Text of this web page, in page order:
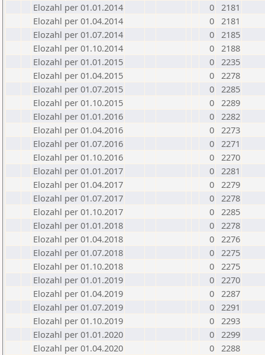
Elozahl per 01.01.2014
0 2181
Elozahl per 01.04.2014
0 2181
Elozahl per 01.07.2014
0 2185
Elozahl per 01.10.2014
0 2188
Elozahl per 01.01.2015
0 2235
Elozahl per 01.04.2015
0 2278
Elozahl per 01.07.2015
0 2285
Elozahl per 01.10.2015
0 2289
Elozahl per 01.01.2016
0 2282
Elozahl per 01.04.2016
0 2273
Elozahl per 01.07.2016
0 2271
Elozahl per 01.10.2016
0 2270
Elozahl per 01.01.2017
0 2281
Elozahl per 01.04.2017
0 2279
Elozahl per 01.07.2017
0 2278
Elozahl per 01.10.2017
0 2285
Elozahl per 01.01.2018
0 2278
Elozahl per 01.04.2018
0 2276
Elozahl per 01.07.2018
0 2275
Elozahl per 01.10.2018
0 2275
Elozahl per 01.01.2019
0 2270
Elozahl per 01.04.2019
0 2287
Elozahl per 01.07.2019
0 2291
Elozahl per 01.10.2019
0 2293
Elozahl per 01.01.2020
0 2299
Elozahl per 01.04.2020
0 2288